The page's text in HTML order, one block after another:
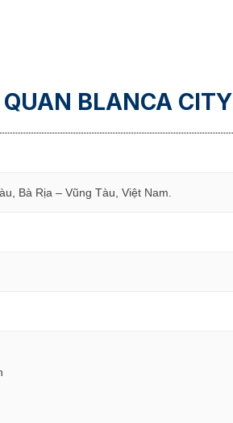
BLANCA CITY
Bà Rịa – Vũng Tàu, Việt Nam.